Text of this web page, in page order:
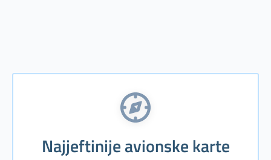
Najjeftinije avionske karte